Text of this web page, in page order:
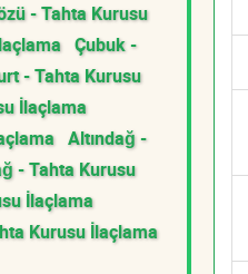
- Tahta Kurusu
Çubuk -
- Tahta Kurusu
İlaçlama
Altındağ -
- Tahta Kurusu
İlaçlama
Kurusu İlaçlama